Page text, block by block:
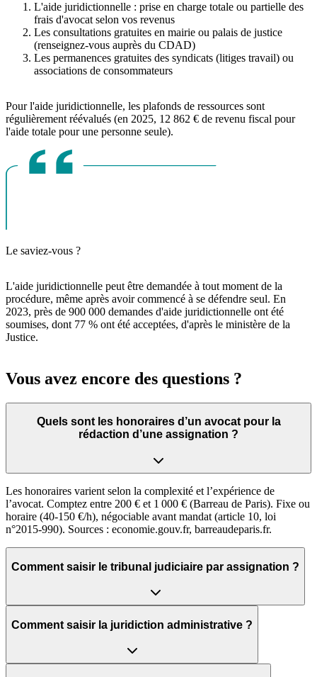
L'aide juridictionnelle : prise en charge totale ou partielle des
frais d'avocat selon vos revenus
Les consultations gratuites en mairie ou palais de justice
(renseignez-vous auprès du CDAD)
Les permanences gratuites des syndicats (litiges travail) ou
associations de consommateurs
Pour l'aide juridictionnelle, les plafonds de ressources sont
régulièrement réévalués (en 2025, 12 862 € de revenu fiscal pour
l'aide totale pour une personne seule).
Le saviez-vous ?
L'aide juridictionnelle peut être demandée à tout moment de la
procédure, même après avoir commencé à se défendre seul. En
2023, près de 900 000 demandes d'aide juridictionnelle ont été
soumises, dont 77 % ont été acceptées, d'après le ministère de la
Justice.
Vous avez encore des questions ?
Quels sont les honoraires d’un avocat pour la
rédaction d’une assignation ?
Les honoraires varient selon la complexité et l’expérience de
l’avocat. Comptez entre 200 € et 1 000 € (Barreau de Paris). Fixe ou
horaire (40-150 €/h), négociable avant mandat (article 10, loi
n°2015-990). Sources : economie.gouv.fr, barreaudeparis.fr.
Comment saisir le tribunal judiciaire par assignation ?
Comment saisir la juridiction administrative ?